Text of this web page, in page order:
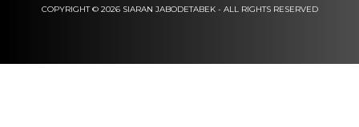
COPYRIGHT © 2026 SIARAN JABODETABEK - ALL RIGHTS RESERVED